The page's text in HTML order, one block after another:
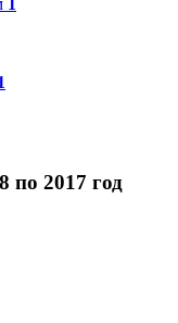
по 2017 год